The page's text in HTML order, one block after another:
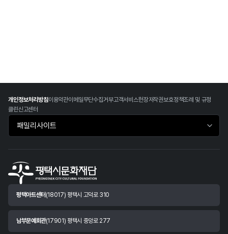
개인정보처리방침이용약관이메일무단수집거부고객서비스헌장저작권보호정책조례 및 규정
클린신고센터
패밀리사이트 바로가기
평택아트센터 (18017) 평택시 고덕로 310
남부문예회관(17901) 평택시 중앙로 277